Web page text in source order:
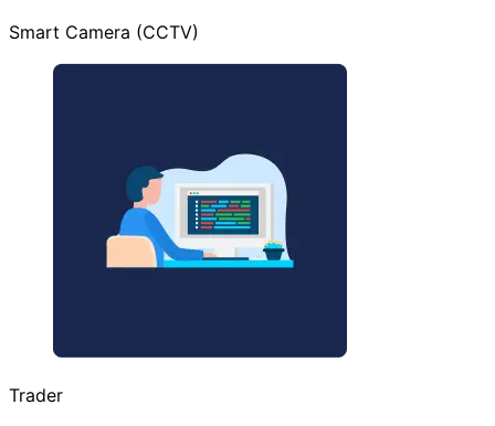
Smart Camera (CCTV)
Trader